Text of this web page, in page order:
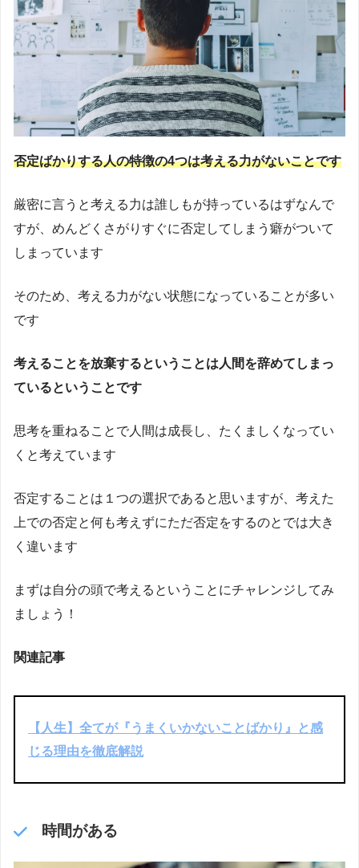
否定ばかりする人の特徴の4つは考える力がないことです
厳密に言うと考える力は誰しもが持っているはずなんで
すが、めんどくさがりすぐに否定してしまう癖がついて
しまっています
そのため、考える力がない状態になっていることが多い
です
考えることを放棄するということは人間を辞めてしまっ
ているということです
思考を重ねることで人間は成長し、たくましくなってい
くと考えています
否定することは１つの選択であると思いますが、考えた
上での否定と何も考えずにただ否定をするのとでは大き
く違います
まずは自分の頭で考えるということにチャレンジしてみ
ましょう！
関連記事
【人生】全てが『うまくいかないことばかり』と感
じる理由を徹底解説
時間がある